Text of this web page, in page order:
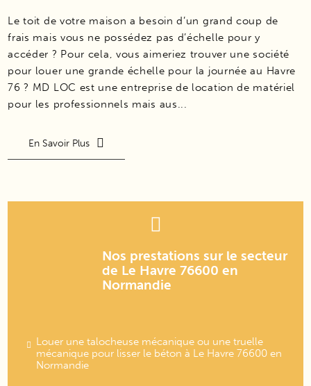
Le toit de votre maison a besoin d’un grand coup de
frais mais vous ne possédez pas d’échelle pour y
accéder ? Pour cela, vous aimeriez trouver une société
pour louer une grande échelle pour la journée au Havre
76 ? MD LOC est une entreprise de location de matériel
pour les professionnels mais aus...
En Savoir Plus
Nos prestations sur le secteur
de Le Havre 76600 en
Normandie
Louer une talocheuse mécanique ou une truelle
mécanique pour lisser le béton à Le Havre 76600 en
Normandie